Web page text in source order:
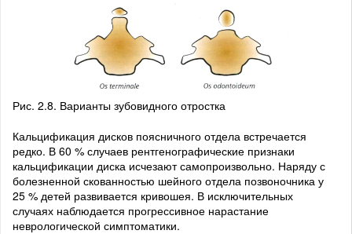
Рис. 2.8. Варианты зубовидного отростка
Кальцификация дисков поясничного отдела встречается
редко. В 60 % случаев рентгенографические признаки
кальцификации диска исчезают самопроизвольно. Наряду с
болезненной скованностью шейного отдела позвоночника у
25 % детей развивается кривошея. В исключительных
случаях наблюдается прогрессивное нарастание
неврологической симптоматики.